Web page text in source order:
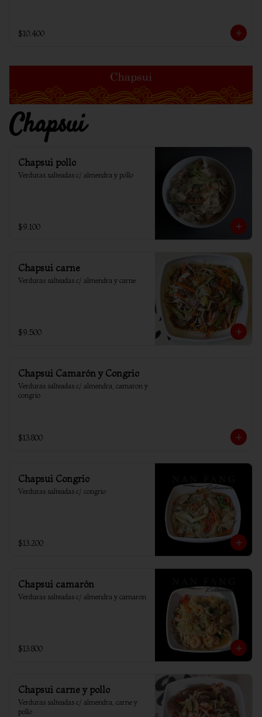
$10.400
Chapsui
Chapsui pollo
Verduras salteadas c/ almendra y pollo
$9.100
Chapsui carne
Verduras salteadas c/ almendra y carne
$9.500
Chapsui Camarón y Congrio
Verduras salteadas c/ almendra, camaron y
congrio
$13.800
Chapsui Congrio
Verduras salteadas c/ congrio
$13.200
Chapsui camarón
Verduras salteadas c/ almendra y camaron
$13.800
Chapsui carne y pollo
Verduras salteadas c/ almendra, carne y
pollo